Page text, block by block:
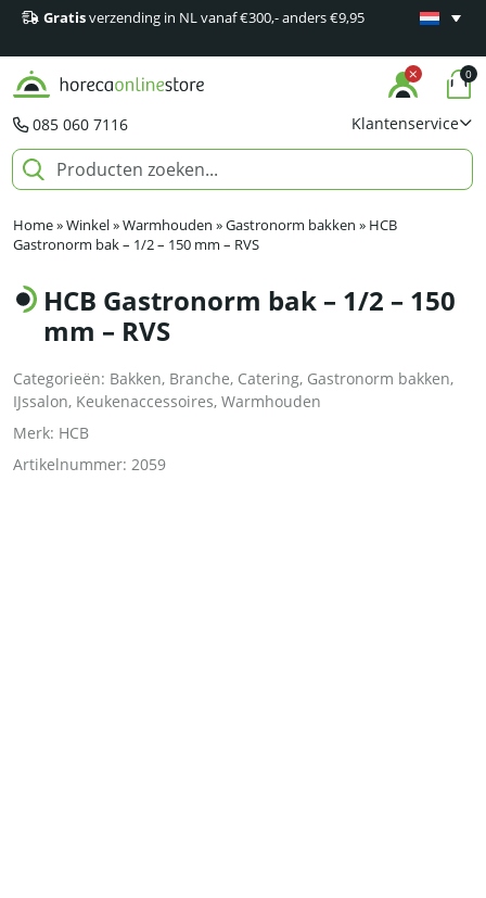
Gratisverzending in NL vanaf €300,- anders €9,95
Minimaal
085 060 7116 Klantenservice
0
Home»Winkel»Warmhouden »Gastronorm bakken » HCB
Gastronorm bak – 1/2 – 150 mm – RVS
HCB Gastronorm bak – 1/2 – 150
mm – RVS
Categorieën: Bakken, Branche, Catering, Gastronorm bakken,
IJssalon, Keukenaccessoires, Warmhouden
Merk: HCB
Artikelnummer: 2059